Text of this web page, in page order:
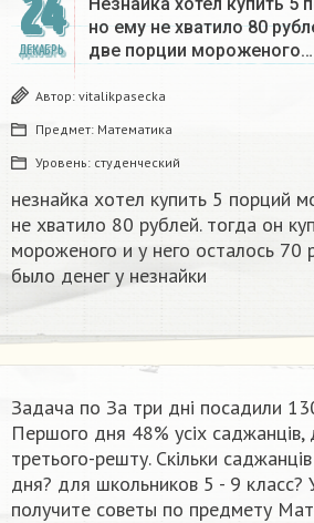
24
ДЕКАБРЬ
но ему не хватило 80
две порции мороженого…
Автор: vitalikpasecka
Предмет: Математика
Уровень: студенческий
незнайка хотел купить 5 порций
не хватило 80 рублей. тогда он
мороженого и у него осталось 70
было денег у незнайки
Задача по За три дні посадили
Першого дня 48% усіх саджанців,
третього-решту. Скільки
дня? для школьников 5 - 9 класс?
получите советы по предмету